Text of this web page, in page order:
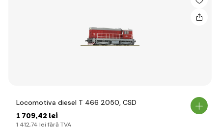
Locomotiva diesel T 466 2050, CSD
1 709,42 lei
1 412,74 lei fără TVA